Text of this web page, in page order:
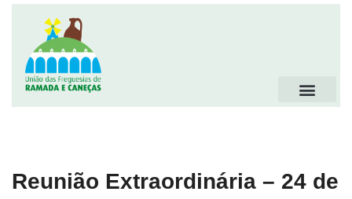
Reunião Extraordinária – 24 de